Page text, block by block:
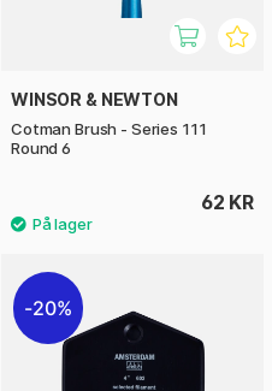
WINSOR & NEWTON
Cotman Brush - Series 111
Round 6
62 KR
20%